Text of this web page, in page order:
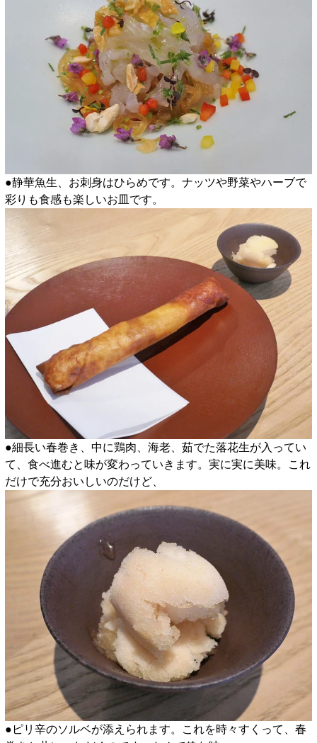
●静華魚生、お刺身はひらめです。ナッツや野菜やハーブで
彩りも食感も楽しいお皿です。
●細長い春巻き、中に鶏肉、海老、茹でた落花生が入ってい
て、食べ進むと味が変わっていきます。実に実に美味。これ
だけで充分おいしいのだけど、
●ピリ辛のソルベが添えられます。これを時々すくって、春